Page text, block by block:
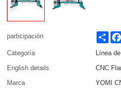
participación
Categoría
Línea
English details
CNC
Marca
YOMI